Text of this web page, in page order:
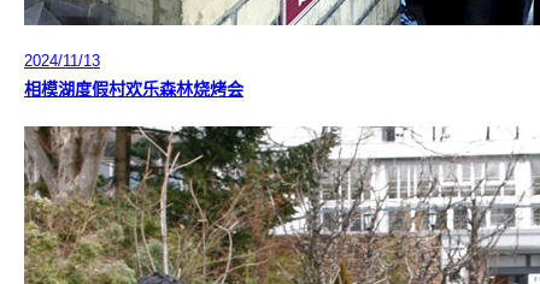
2024/11/13
相模湖度假村欢乐森林烧烤会